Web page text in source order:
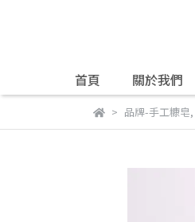
首頁 關於我們
品牌-手工糠皂,